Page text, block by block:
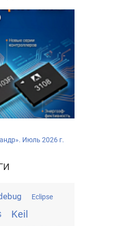
Июль 2026 г.
Eclipse
Keil